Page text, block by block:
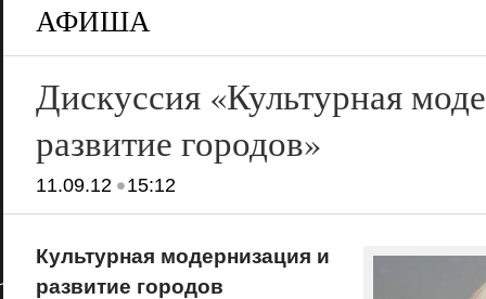
АФИША
Дискуссия «Культурная
развитие городов»
11.09.12•15:12
Культурная модернизация и
развитие городов